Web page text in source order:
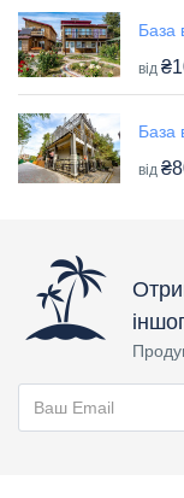
База
від
База
від